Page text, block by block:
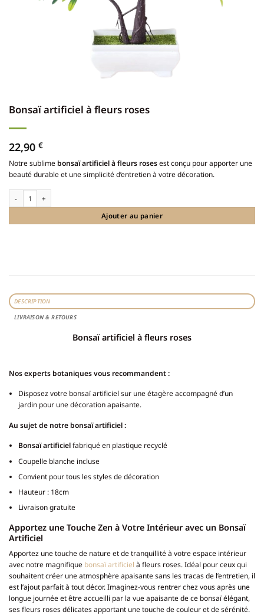
Bonsaï artificiel à fleurs roses
22,90 €
Ajouter au panier
Notre sublime bonsaï artificiel à fleurs rosesest conçu pour apporter une
beauté durable et une simplicité d’entretien à votre décoration.
DESCRIPTION
LIVRAISON & RETOURS
Bonsaï artificiel à fleurs roses
Nos experts botaniques vous recommandent :
Disposez votre bonsaï artificiel sur une étagère accompagné d’un
jardin pour une décoration apaisante.
Au sujet de notre bonsaï artificiel :
Bonsaï artificielfabriqué en plastique recyclé
Coupelle blanche incluse
Convient pour tous les styles de décoration
Hauteur : 18cm
Livraison gratuite
Apportez une Touche Zen à Votre Intérieur avec un Bonsaï
Artificiel
Apportez une touche de nature et de tranquillité à votre espace intérieur
avec notre magnifique bonsaï artificiel à fleurs roses. Idéal pour ceux qui
souhaitent créer une atmosphère apaisante sans les tracas de l’entretien, il
est l’ajout parfait à tout décor. Imaginez-vous rentrer chez vous après une
longue journée et être accueilli par la vue apaisante de ce bonsaï élégant,
ses fleurs roses délicates apportant une touche de couleur et de sérénité.